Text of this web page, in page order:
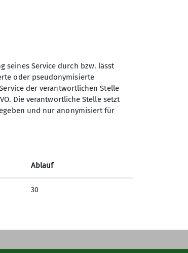
Sektion Selb des Deutschen
Alpenvereins e.V.
Carl-Netzsch-Str. 24
Kontakt
seines Service durch bzw. lässt
oder pseudonymisierte
der verantwortlichen Stelle
Die verantwortliche Stelle setzt
und nur anonymisiert für
Ablauf
30